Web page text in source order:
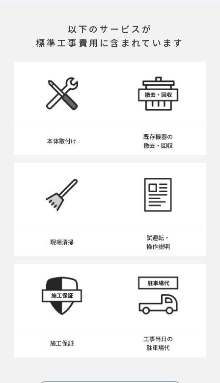
以下のサービスが
標準工事費用に含まれています
本体取付け
既存機器の
撤去・回収
現場清掃
試運転・
操作説明
施工保証
工事当日の
駐車場代